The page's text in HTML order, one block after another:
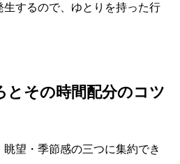
するので、ゆとりを持った行
とその時間配分のコツ
望・季節感の三つに集約でき